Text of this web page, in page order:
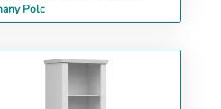
Polc